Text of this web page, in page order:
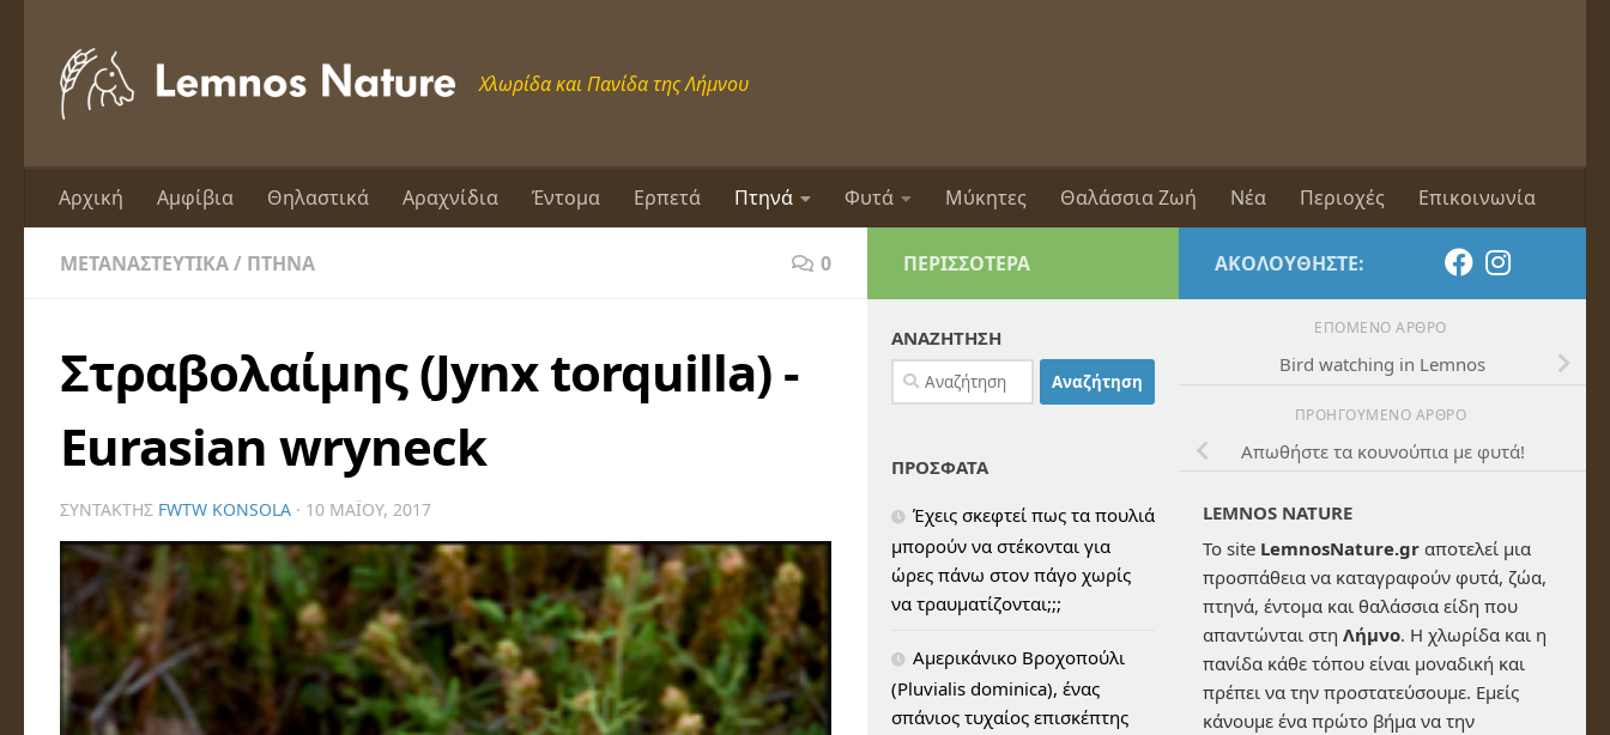
Χλωρίδα και Πανίδα της Λήμνου
Αρχική Αμφίβια Θηλαστικά Αραχνίδια Έντομα Ερπετά Πτηνά Φυτά Μύκητες Θαλάσσια Ζωή Νέα Περιοχές Επικοινωνία
ΜΕΤΑΝΑΣΤΕΥΤΙΚΆ/ ΠΤΗΝΆ 0
Στραβολαίμης (Jynx torquilla) -
Eurasian wryneck
ΣΥΝΤΆΚΤΗΣ FWTW KONSOLA · 10 ΜΑΪ́ΟΥ, 2017
ΑΚΟΛΟΥΘΉΣΤΕ:
ΕΠΌΜΕΝΟ ΆΡΘΡΟ
Bird watching in Lemnos
ΠΡΟΗΓΟΎΜΕΝΟ ΆΡΘΡΟ
Απωθήστε τα κουνούπια με φυτά!
LEMNOS NATURE
Το site LemnosNature.gr αποτελεί μια
προσπάθεια να καταγραφούν φυτά, ζώα,
πτηνά, έντομα και θαλάσσια είδη που
απαντώνται στη Λήμνο. Η χλωρίδα και η
πανίδα κάθε τόπου είναι μοναδική και
πρέπει να την προστατεύσουμε. Εμείς
κάνουμε ένα πρώτο βήμα να την
ΠΕΡΙΣΣΌΤΕΡΑ
ΑΝΑΖΗΤΗΣΗ
Αναζήτηση
για:
ΠΡΟΣΦΑΤΑ
Έχεις σκεφτεί πως τα πουλιά
μπορούν να στέκονται για
ώρες πάνω στον πάγο χωρίς
να τραυματίζονται;;;
Αμερικάνικο Βροχοπούλι
(Pluvialis dominica), ένας
σπάνιος τυχαίος επισκέπτης